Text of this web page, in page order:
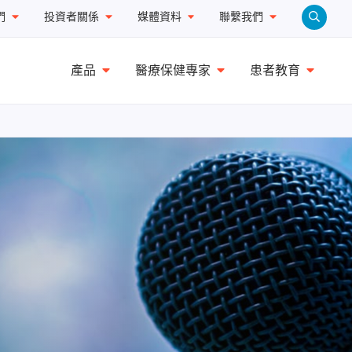
投資者關係 媒體資料 聯繫我們
產品 醫療保健專家 患者教育